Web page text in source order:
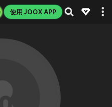
使用 JOOX APP